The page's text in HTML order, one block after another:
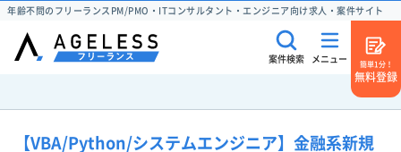
年齢不問のフリーランスPM/PMO・ITコンサルタント・エンジニア向け求人・案件サイト
案件検索 メニュー
簡単1分！
無料登録
【VBA/Python/システムエンジニア】金融系新規